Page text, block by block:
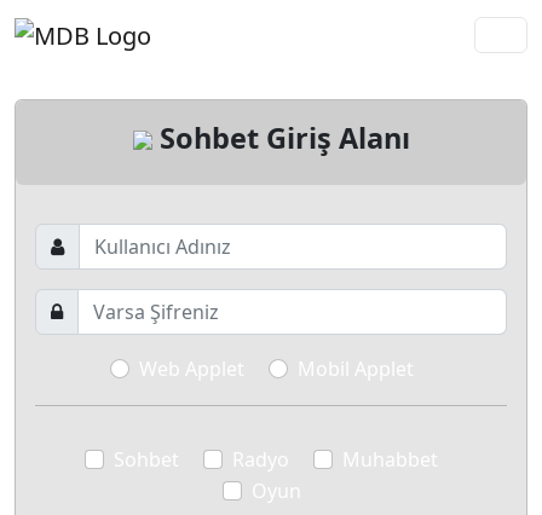
Sohbet Giriş Alanı
Web Applet Mobil Applet
Sohbet Radyo
Muhabbet
Oyun